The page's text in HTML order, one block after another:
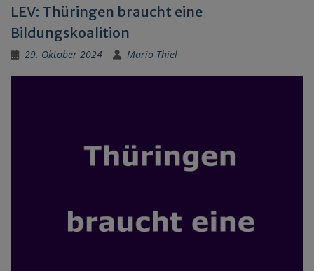
LEV: Thüringen braucht eine
Bildungskoalition
29. Oktober 2024 Mario Thiel